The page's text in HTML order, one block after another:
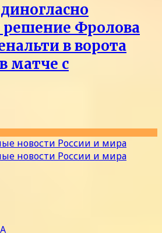
Фролова
в ворота
матче с